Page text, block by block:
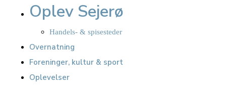
Oplev Sejerø
Handels- & spisesteder
Overnatning
Foreninger, kultur & sport
Oplevelser